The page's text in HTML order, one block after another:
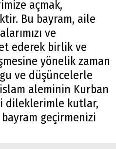
açmak,
Bu bayram, aile
ve
ederek birlik ve
yönelik zaman
ve düşüncelerle
aleminin Kurban
dileklerimle kutlar,
geçirmenizi